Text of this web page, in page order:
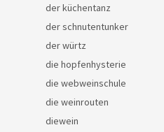
der küchentanz
der schnutentunker
der würtz
die hopfenhysterie
die webweinschule
die weinrouten
diewein